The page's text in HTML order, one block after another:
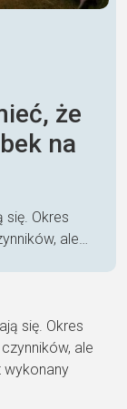
że
na
się. Okres
ale…
się. Okres
ale
wykonany